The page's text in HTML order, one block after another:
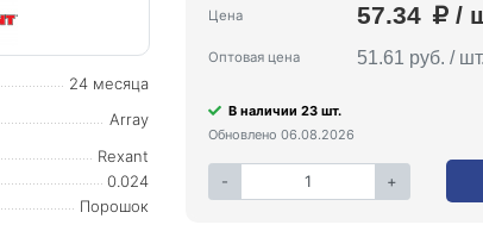
24 месяца
Array
Rexant
0.024
Порошок
Цена 57.34 /
Оптовая цена 51.61 руб. / шт.
В наличии 23 шт.
Обновлено 06.08.2026
- +